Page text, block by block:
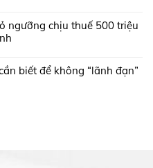
ngưỡng chịu thuế 500 triệu
biết để không “lãnh đạn”